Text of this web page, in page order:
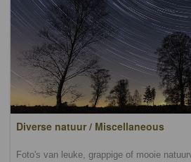
Diverse natuur / Miscellaneous
Foto's van leuke, grappige of mooie